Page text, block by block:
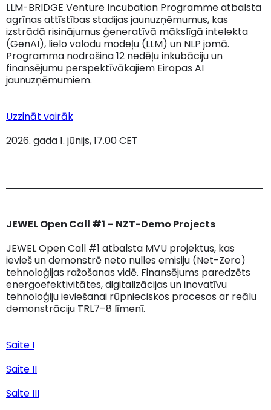
LLM-BRIDGE Venture Incubation Programme atbalsta
agrīnas attīstības stadijas jaunuzņēmumus, kas
izstrādā risinājumus ģeneratīvā mākslīgā intelekta
(GenAI), lielo valodu modeļu (LLM) un NLP jomā.
Programma nodrošina 12 nedēļu inkubāciju un
finansējumu perspektīvākajiem Eiropas AI
jaunuzņēmumiem.
Uzzināt vairāk
2026. gada 1. jūnijs, 17.00 CET
JEWEL Open Call #1 – NZT-Demo Projects
JEWEL Open Call #1 atbalsta MVU projektus, kas
ievieš un demonstrē neto nulles emisiju (Net-Zero)
tehnoloģijas ražošanas vidē. Finansējums paredzēts
energoefektivitātes, digitalizācijas un inovatīvu
tehnoloģiju ieviešanai rūpnieciskos procesos ar reālu
demonstrāciju TRL7–8 līmenī.
Saite I
Saite II
Saite III